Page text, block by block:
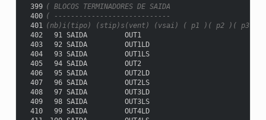
399 ( BLOCOS TERMINADORES DE SAIDA
400 ( ----------------------------
401
(nb)i(tipo) (stip)s(vent) (vsai) ( p1 )( p2 )( p3 )(
402
  91 SAIDA         OUT1
403
  92 SAIDA         OUT1LD
404
  93 SAIDA         OUT1LS
405
  94 SAIDA         OUT2
406
  95 SAIDA         OUT2LD
407
  96 SAIDA         OUT2LS
408
  97 SAIDA         OUT3LD
409
  98 SAIDA         OUT3LS
410
  99 SAIDA         OUT4LD